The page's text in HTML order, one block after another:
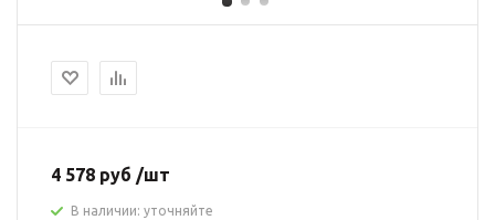
4 578 руб /шт
В наличии: уточняйте